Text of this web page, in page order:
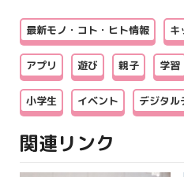
最新モノ・コト・ヒト情報 キ
アプリ 遊び 親子 学習
小学生 イベント デジタル
関連リンク